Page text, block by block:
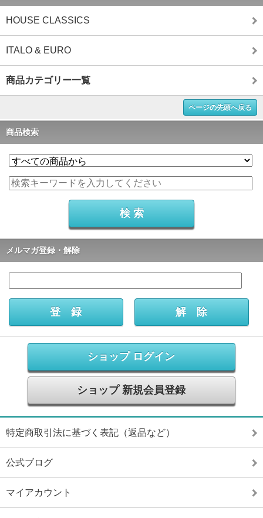
HOUSE CLASSICS
ITALO & EURO
商品カテゴリー一覧
ページの先頭へ戻る
商品検索
メルマガ登録・解除
ショップ ログイン
ショップ 新規会員登録
特定商取引法に基づく表記（返品など）
公式ブログ
マイアカウント